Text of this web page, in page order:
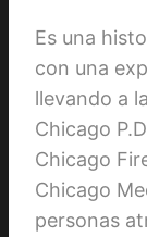
Es una
con una
llevando a
Chicago
Chicago
Chicago
personas